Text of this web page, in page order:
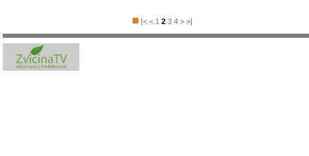
|< < 1 2 3 4 > >|